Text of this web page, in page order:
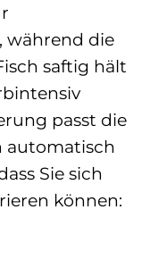
während die
saftig hält
passt die
automatisch
Sie sich
können: